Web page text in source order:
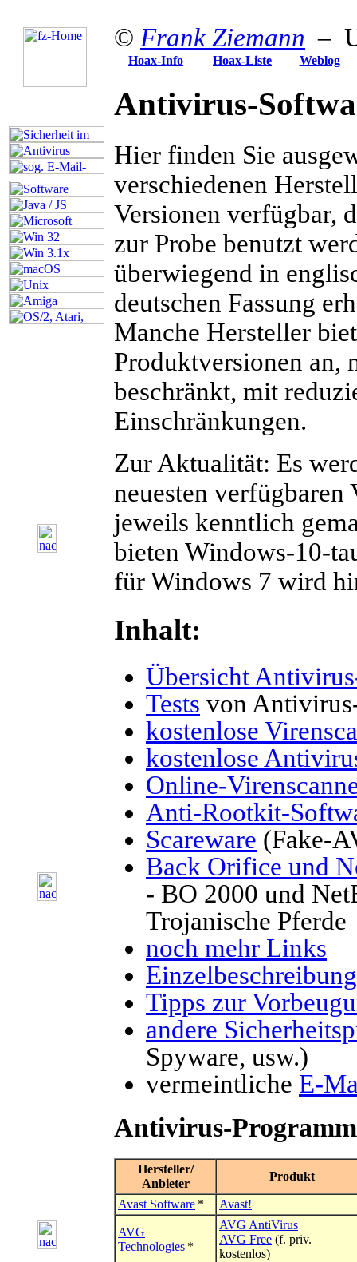
© Frank Ziemann –
Hoax-Info Hoax-Liste Weblog
Antivirus-
Hier finden Sie
verschiedenen
Versionen verfügbar,
zur Probe benutzt
überwiegend in
deutschen Fassung
Manche Hersteller
Produktversionen an,
beschränkt, mit
Einschränkungen.
Zur Aktualität: Es
neuesten verfügbaren
jeweils kenntlich
bieten Windows-10-
für Windows 7 wird
Inhalt:
Übersicht
Tests von
kostenlose
kostenlose
Online-
Anti-Rootkit-
Scareware (Fake-
Back Orifice und
- BO 2000 und
Trojanische Pferde
noch mehr Links
Tipps zur
andere
Spyware, usw.)
vermeintliche E-
Antivirus-
Hersteller/
Anbieter
Produkt
Avast Software * Avast!
AVG
Technologies *
AVG AntiVirus
AVG Free (f. priv.
kostenlos)